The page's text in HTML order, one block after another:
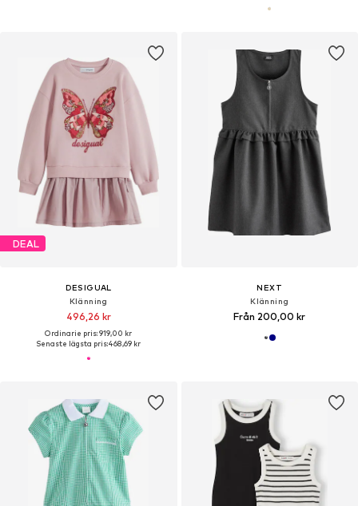
DEAL
DESIGUAL
Klänning
496,26 kr
Ordinarie pris: 919,00 kr
Senaste lägsta pris:468,69 kr
NEXT
Klänning
Från 200,00 kr